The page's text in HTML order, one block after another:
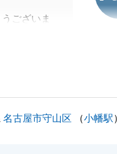
ございま
名古屋市守山区 （小幡駅